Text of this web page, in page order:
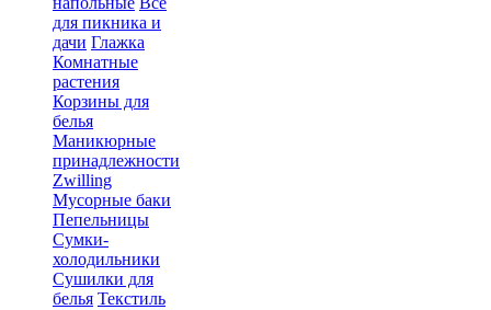
для пикника и
дачи Глажка
Комнатные
растения
Корзины для
белья
Маникюрные
принадлежности
Zwilling
Мусорные баки
Пепельницы
Сумки-
холодильники
Сушилки для
белья Текстиль